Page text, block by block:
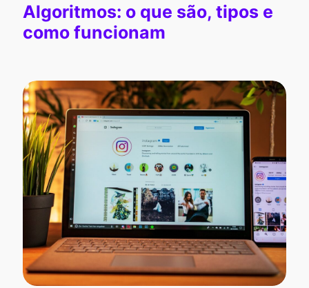
Algoritmos: o que são, tipos e
como funcionam